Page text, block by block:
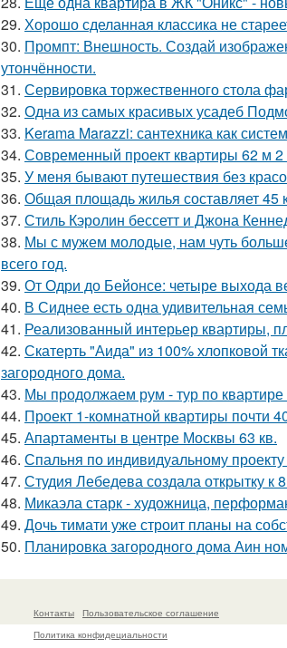
29. Хорошо сделанная классика не
30. Промпт: Внешность. Создай
утончённости.
31. Сервировка торжественного стола
32. Одна из самых красивых усадеб
33. Kerama Marazzi: сантехника как
34. Современный проект квартиры 62 м 2
35. У меня бывают путешествия без
36. Общая площадь жилья составляет 45
37. Стиль Кэролин бессетт и Джона
38. Мы с мужем молодые, нам чуть
всего год.
39. От Одри до Бейонсе: четыре выхода
40. В Сиднее есть одна удивительная
41. Реализованный интерьер квартиры,
42. Скатерть "Аида" из 100% хлопковой
загородного дома.
43. Мы продолжаем рум - тур по квартире
44. Проект 1-комнатной квартиры почти
45. Апартаменты в центре Москвы 63 кв.
46. Спальня по индивидуальному
47. Студия Лебедева создала открытку
48. Микаэла старк - художница,
49. Дочь тимати уже строит планы на
50. Планировка загородного дома Аин
Контакты
Пользовательское соглашение
Политика конфидециальности